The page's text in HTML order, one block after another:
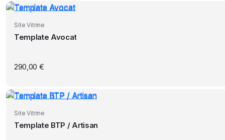
Site Vitrine
Template Avocat
290,00 €
Site Vitrine
Template BTP / Artisan